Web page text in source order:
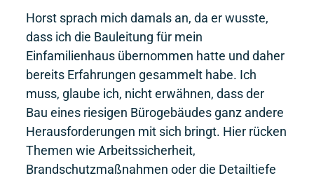
Horst sprach mich damals an, da er wusste,
dass ich die Bauleitung für mein
Einfamilienhaus übernommen hatte und daher
bereits Erfahrungen gesammelt habe. Ich
muss, glaube ich, nicht erwähnen, dass der
Bau eines riesigen Bürogebäudes ganz andere
Herausforderungen mit sich bringt. Hier rücken
Themen wie Arbeitssicherheit,
Brandschutzmaßnahmen oder die Detailtiefe